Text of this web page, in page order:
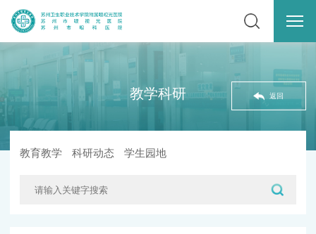
教学科研
教育教学 科研动态 学生园地
返回